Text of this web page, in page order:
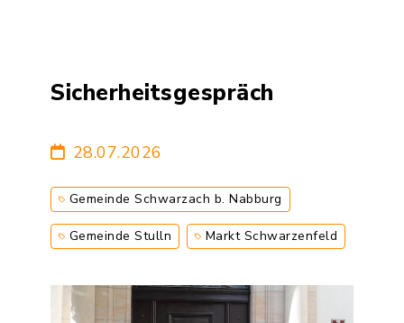
Sicherheitsgespräch
28.07.2026
Gemeinde Schwarzach b. Nabburg
Gemeinde Stulln Markt Schwarzenfeld